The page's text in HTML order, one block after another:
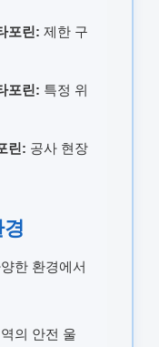
포린: 제한 구
포린: 특정 위
린: 공사 현장
한 환경에서
의 안전 울